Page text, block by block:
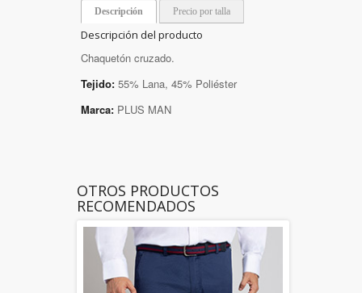
Descripción Precio por talla
Descripción del producto
Chaquetón cruzado.
Tejido: 55% Lana, 45% Poliéster
Marca: PLUS MAN
OTROS PRODUCTOS
RECOMENDADOS